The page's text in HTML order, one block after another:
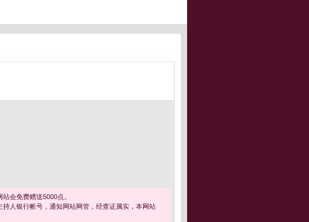
会免费赠送5000点。
人银行帐号，通知网站网管，经查证属实，本网站